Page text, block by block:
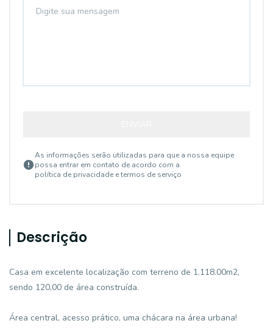
As informações serão utilizadas para que a nossa equipe
possa entrar em contato de acordo com a
política de privacidade e termos de serviço
Descrição
Casa em excelente localização com terreno de 1.118.00m2,
sendo 120,00 de área construída.
Área central, acesso prático, uma chácara na área urbana!